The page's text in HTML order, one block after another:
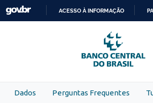
Skip to main content
PARA
O
CONTEÚDO
ACESSO À INFORMAÇÃO
Dados Perguntas Frequentes